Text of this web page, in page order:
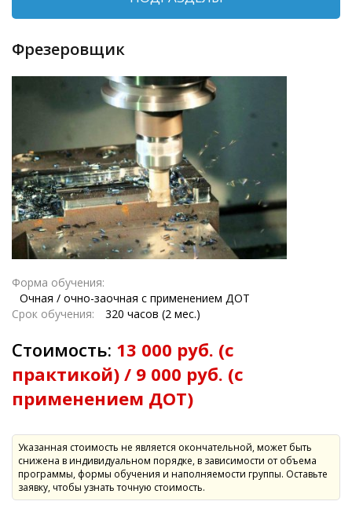
Фрезеровщик
Форма обучения:
Очная / очно-заочная с применением ДОТ
Срок обучения:
320 часов (2 мес.)
Стоимость: 13 000 руб. (с
практикой) / 9 000 руб. (с
применением ДОТ)
Указанная стоимость не является окончательной, может быть
снижена в индивидуальном порядке, в зависимости от объема
программы, формы обучения и наполняемости группы. Оставьте
заявку, чтобы узнать точную стоимость.